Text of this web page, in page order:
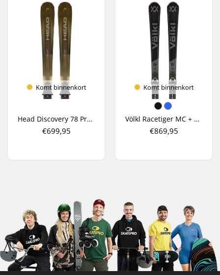
Komt binnenkort
Head Discovery 78 Pro AM + PR 11 GW All Mountain Ski's
€699,95
Komt binnenkort
Völkl Racetiger MC + Vmotion 11 Carve Ski's
€869,95